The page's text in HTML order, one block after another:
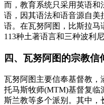
而，教育系统只采用英语
语，因其语法和语音源自
语。在瓦努阿图，比斯拉
113种土著语言和三种波利
四、瓦努阿图的宗教信
瓦努阿图主要信奉基督教
托马斯牧师(MTM)基督复临
斯兰教等多个派别。其中，